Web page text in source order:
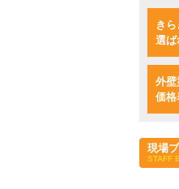
き
選ば
外壁
価格
現場
STAFF